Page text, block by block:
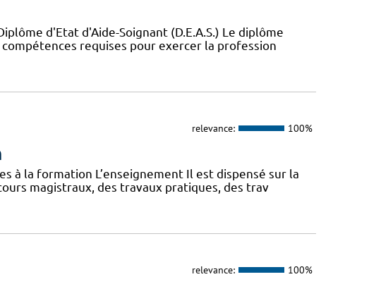
d'Etat d'Aide-Soignant (D.E.A.S.) Le diplôme
requises pour exercer la profession
relevance: 100%
à la formation L’enseignement Il est dispensé sur la
magistraux, des travaux pratiques, des trav
relevance: 100%